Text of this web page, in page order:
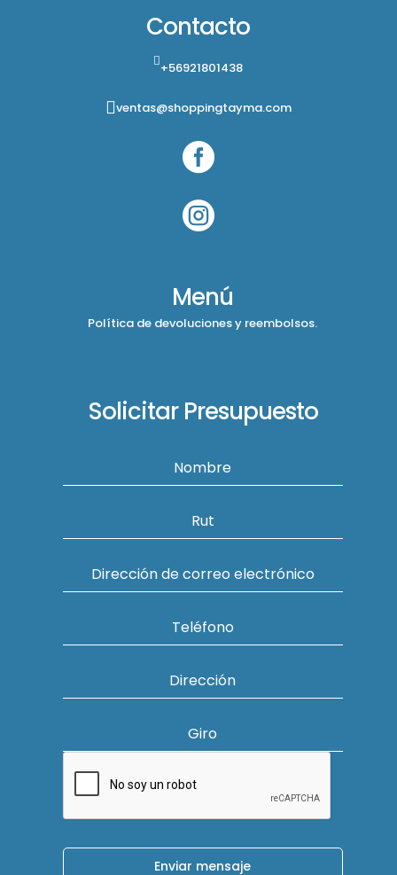
Contacto
+56921801438
ventas@shoppingtayma.com


Menú
Política de devoluciones y reembolsos.
Solicitar Presupuesto
Nombre
Rut
Dirección de correo electrónico
Teléfono
Dirección
Giro
Enviar mensaje